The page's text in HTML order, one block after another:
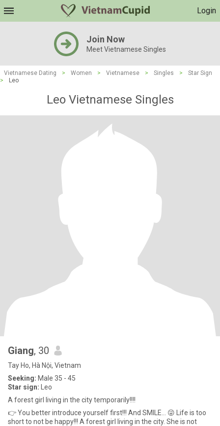
Login
Join Now
Meet Vietnamese Singles
Vietnamese Dating > Women > Vietnamese > Singles >
Star Sign
>
Leo
Leo Vietnamese Singles
Giang, 30
Tay Ho, Hà Nội, Vietnam
Seeking: Male 35 - 45
Star sign: Leo
A forest girl living in the city temporarily!!!!
👉 You better introduce yourself first!!! And SMILE... 😜 Life is too
short to not be happy!!! A forest girl living in the city. She is not